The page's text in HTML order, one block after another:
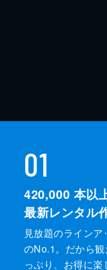
01
420,000 本以
最新レンタル
見放題のライン
のNo.1。だから
っぷり、お得に楽